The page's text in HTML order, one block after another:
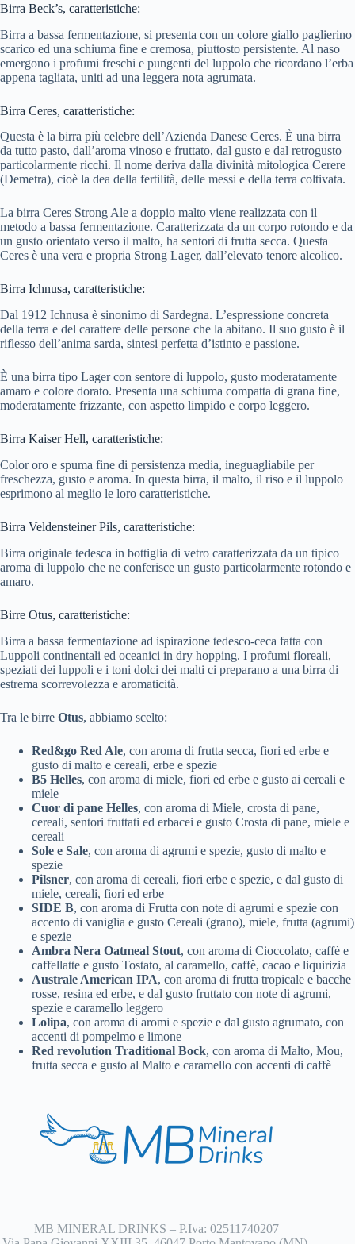
Birra Beck’s, caratteristiche:
Birra a bassa fermentazione, si presenta con un colore giallo paglierino
scarico ed una schiuma fine e cremosa, piuttosto persistente. Al naso
emergono i profumi freschi e pungenti del luppolo che ricordano l’erba
appena tagliata, uniti ad una leggera nota agrumata.
Birra Ceres, caratteristiche:
Questa è la birra più celebre dell’Azienda Danese Ceres. È una birra
da tutto pasto, dall’aroma vinoso e fruttato, dal gusto e dal retrogusto
particolarmente ricchi. Il nome deriva dalla divinità mitologica Cerere
(Demetra), cioè la dea della fertilità, delle messi e della terra coltivata.
La birra Ceres Strong Ale a doppio malto viene realizzata con il
metodo a bassa fermentazione. Caratterizzata da un corpo rotondo e da
un gusto orientato verso il malto, ha sentori di frutta secca. Questa
Ceres è una vera e propria Strong Lager, dall’elevato tenore alcolico.
Birra Ichnusa, caratteristiche:
Dal 1912 Ichnusa è sinonimo di Sardegna. L’espressione concreta
della terra e del carattere delle persone che la abitano. Il suo gusto è il
riflesso dell’anima sarda, sintesi perfetta d’istinto e passione.
È una birra tipo Lager con sentore di luppolo, gusto moderatamente
amaro e colore dorato. Presenta una schiuma compatta di grana fine,
moderatamente frizzante, con aspetto limpido e corpo leggero.
Birra Kaiser Hell, caratteristiche:
Color oro e spuma fine di persistenza media, ineguagliabile per
freschezza, gusto e aroma. In questa birra, il malto, il riso e il luppolo
esprimono al meglio le loro caratteristiche.
Birra Veldensteiner Pils, caratteristiche:
Birra originale tedesca in bottiglia di vetro caratterizzata da un tipico
aroma di luppolo che ne conferisce un gusto particolarmente rotondo e
amaro.
Birre Otus, caratteristiche:
Birra a bassa fermentazione ad ispirazione tedesco-ceca fatta con
Luppoli continentali ed oceanici in dry hopping. I profumi floreali,
speziati dei luppoli e i toni dolci dei malti ci preparano a una birra di
estrema scorrevolezza e aromaticità.
Tra le birre Otus, abbiamo scelto:
Red&go Red Ale, con aroma di frutta secca, fiori ed erbe e
gusto di malto e cereali, erbe e spezie
B5 Helles, con aroma di miele, fiori ed erbe e gusto ai cereali e
miele
Cuor di pane Helles, con aroma di Miele, crosta di pane,
cereali, sentori fruttati ed erbacei e gusto Crosta di pane, miele e
cereali
Sole e Sale, con aroma di agrumi e spezie, gusto di malto e
spezie
Pilsner, con aroma di cereali, fiori erbe e spezie, e dal gusto di
miele, cereali, fiori ed erbe
SIDE B, con aroma di Frutta con note di agrumi e spezie con
accento di vaniglia e gusto Cereali (grano), miele, frutta (agrumi)
e spezie
Ambra Nera Oatmeal Stout, con aroma di Cioccolato, caffè e
caffellatte e gusto Tostato, al caramello, caffè, cacao e liquirizia
Australe American IPA, con aroma di frutta tropicale e bacche
rosse, resina ed erbe, e dal gusto fruttato con note di agrumi,
spezie e caramello leggero
Lolipa, con aroma di aromi e spezie e dal gusto agrumato, con
accenti di pompelmo e limone
Red revolution Traditional Bock, con aroma di Malto, Mou,
frutta secca e gusto al Malto e caramello con accenti di caffè
MB MINERAL DRINKS – P.Iva: 02511740207